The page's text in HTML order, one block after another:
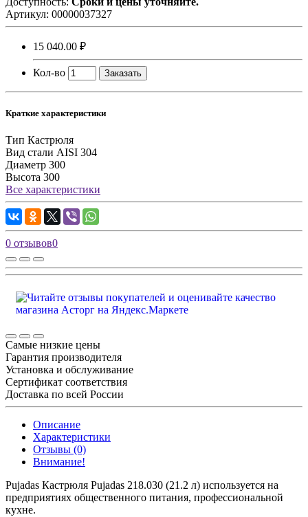
Артикул: 00000037327
15 040.00 ₽
Кол-во Заказать
Краткие характеристики
Тип Кастрюля
Вид стали AISI 304
Диаметр 300
Высота 300
Все характеристики
0 отзывов0
Самые низкие цены
Гарантия производителя
Установка и обслуживание
Сертификат соответствия
Доставка по всей России
Описание
Характеристики
Отзывы (0)
Внимание!
Pujadas Кастрюля Pujadas 218.030 (21.2 л) используется на
предприятиях общественного питания, профессиональной
кухне.